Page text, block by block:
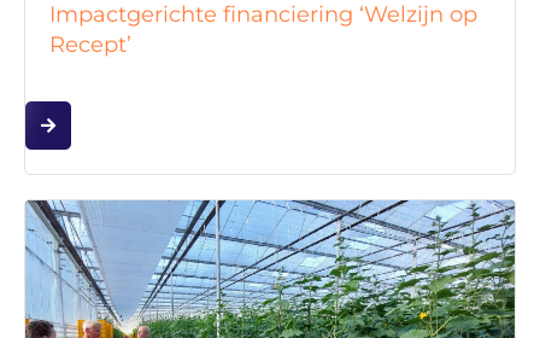
Impactgerichte financiering ‘Welzijn op
Recept’